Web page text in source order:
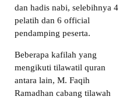
dan hadis nabi, selebihnya 4
pelatih dan 6 official
pendamping peserta.
Beberapa kafilah yang
mengikuti tilawatil quran
antara lain, M. Faqih
Ramadhan cabang tilawah